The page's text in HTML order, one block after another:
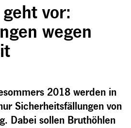
vor:
wegen
2018 werden in
Sicherheitsfällungen von
Dabei sollen Bruthöhlen